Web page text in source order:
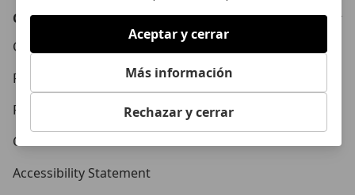
Conócenos
Condiciones Generales
Política de Privacidad
Política de Cookies
Contacto
Accessibility Statement
total o parcialmente.Aceptar y cerrar
Más información
Rechazar y cerrar